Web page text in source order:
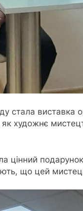
виставка
художнє
цінний
що цей